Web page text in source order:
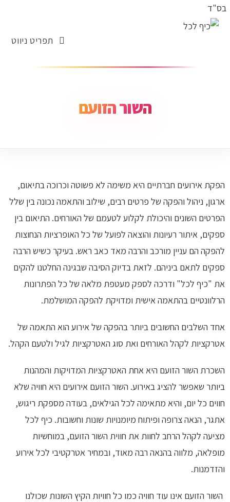
תפריט ניווט
השור הזועם
הפקת אירועים חברתיים היא משימה לא פשוטה וכרוכה בתיאום,
ארגון, ניהול והפקה של פרטים רבים, שילוב והתאמה נכונה בין שלל
הפרטים השונים והיכולת לקלוע לטעמם של האורחים. התיאום בין
ספקים, איתור רעיונות והוצאה לפועל של כל האופרציות הנחוצות
להפקה הם עניין מורכב והרבה מאד כאב ראש. בעיקר כשיש הרבה
ספקים לתאם ביניהם. לזאת בדיוק הסיבה שבגינה החלטנו להקים
את "כיף לכל" ודרכה לספק מעטפת מלאה של כל הפתרונות
הרלוונטיים בהתאמה אישית ומדויקת להפקה המושלמת.
אחד השלבים החשובים ביותר בהפקה של אירוע הוא התאמה של
אטרקציות לקהל האורחים ואת סוג האטרקציות לגיל ולטעם הקהל.
השכרת השור הזועם היא אחת האטרקציות המדויקות והמהנות
ביותר שאפשר להציג באירוע. השור הזועם אירועים היא חוויה שלא
חווים כל יום, והיא מתאימה לכל הגילאים, בעודה מספקת ריגוש,
אתגר, הנאה צרופה ופיתוח מיומנויות שונות וחשובות. כיף לכל
מציעה לקהל הרחב לחוות את חווית השור הזועם, במוחשיות
מופלאה, מלווה בהנאה רבה מאוד, ובמחיר אטרקטיבי לכל אירוע
והזדמנות.
השור הזועם אינו עוד חוויה כמו כל חוויות הקיץ השונות שכולנו
בס"ד